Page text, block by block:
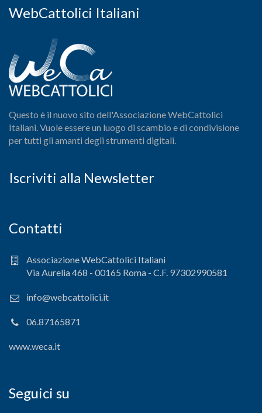
WebCattolici Italiani
Questo è il nuovo sito dell'Associazione WebCattolici
Italiani. Vuole essere un luogo di scambio e di condivisione
per tutti gli amanti degli strumenti digitali.
Iscriviti alla Newsletter
Contatti
Associazione WebCattolici Italiani
Via Aurelia 468 - 00165 Roma - C.F. 97302990581
info@webcattolici.it
06.87165871
www.weca.it
Seguici su